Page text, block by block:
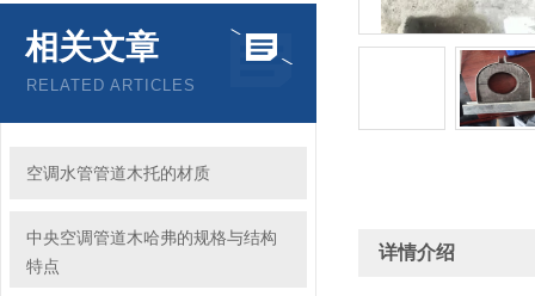
相关文章
RELATED ARTICLES
空调水管管道木托的材质
中央空调管道木哈弗的规格与结构
特点
详情介绍